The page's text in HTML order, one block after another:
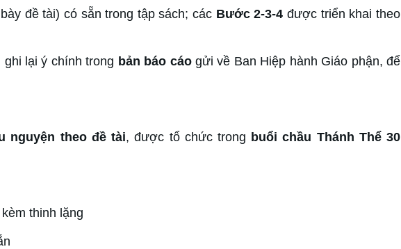
đề tài) có sẵn trong tập sách; các Bước 2-3-4 được triển khai theo
lại ý chính trong bản báo cáogửi về Ban Hiệp hành Giáo phận, để
nguyện theo đề tài, được tổ chức trong buổi chầu Thánh Thể 30
thinh lặng